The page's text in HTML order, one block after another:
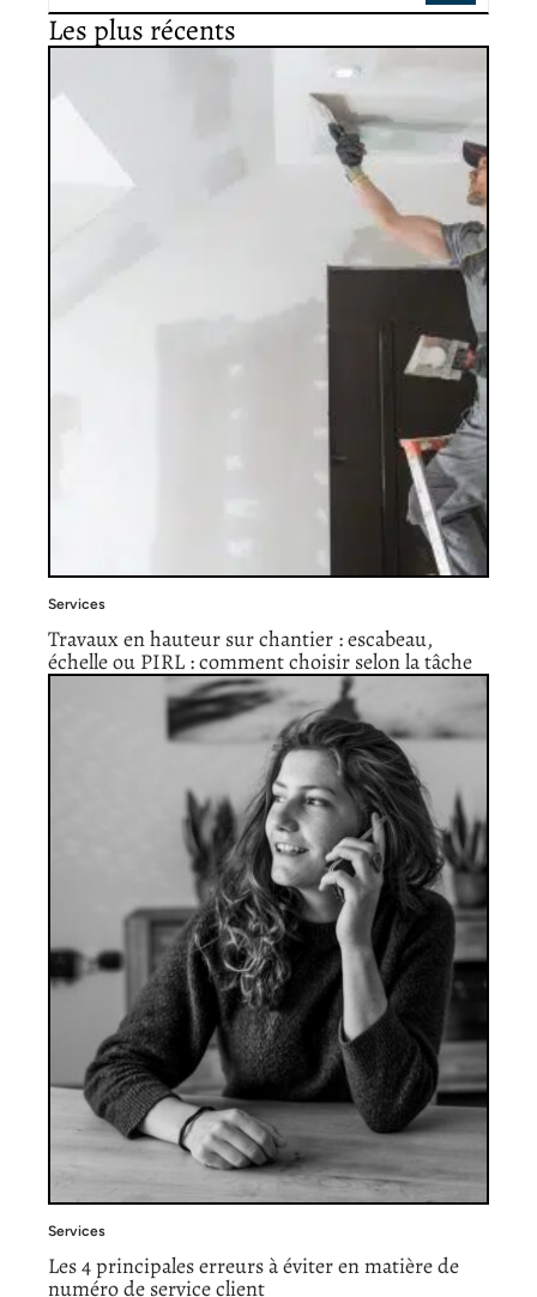
Les plus récents
Services
Travaux en hauteur sur chantier : escabeau,
échelle ou PIRL : comment choisir selon la tâche
Services
Les 4 principales erreurs à éviter en matière de
numéro de service client